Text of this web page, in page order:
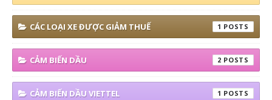
CÁC LOẠI XE ĐƯỢC GIẢM THUẾ 1
CẢM BIẾN DẦU 2
CẢM BIẾN DẦU VIETTEL 1